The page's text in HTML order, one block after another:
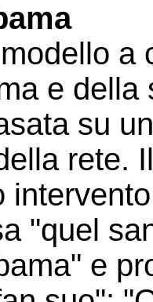
a
e
su
rete.
"quel
e